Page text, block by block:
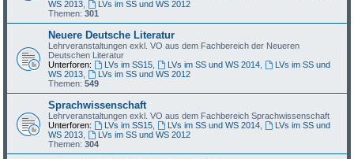
WS 2013
LVs im SS und WS 2012
Themen:301
Neuere Deutsche Literatur
Lehrveranstaltungen exkl. VO aus dem Fachbereich der Neueren
Deutschen Literatur
Unterforen:
LVs im SS15 LVs im SS und WS 2014
LVs im SS und
WS 2013
LVs im SS und WS 2012
Themen:549
Sprachwissenschaft
Lehrveranstaltungen exkl. VO aus dem Fachbereich Sprachwissenschaft
Unterforen:
LVs im SS15 LVs im SS und WS 2014
LVs im SS und
WS 2013
LVs im SS und WS 2012
Themen:304